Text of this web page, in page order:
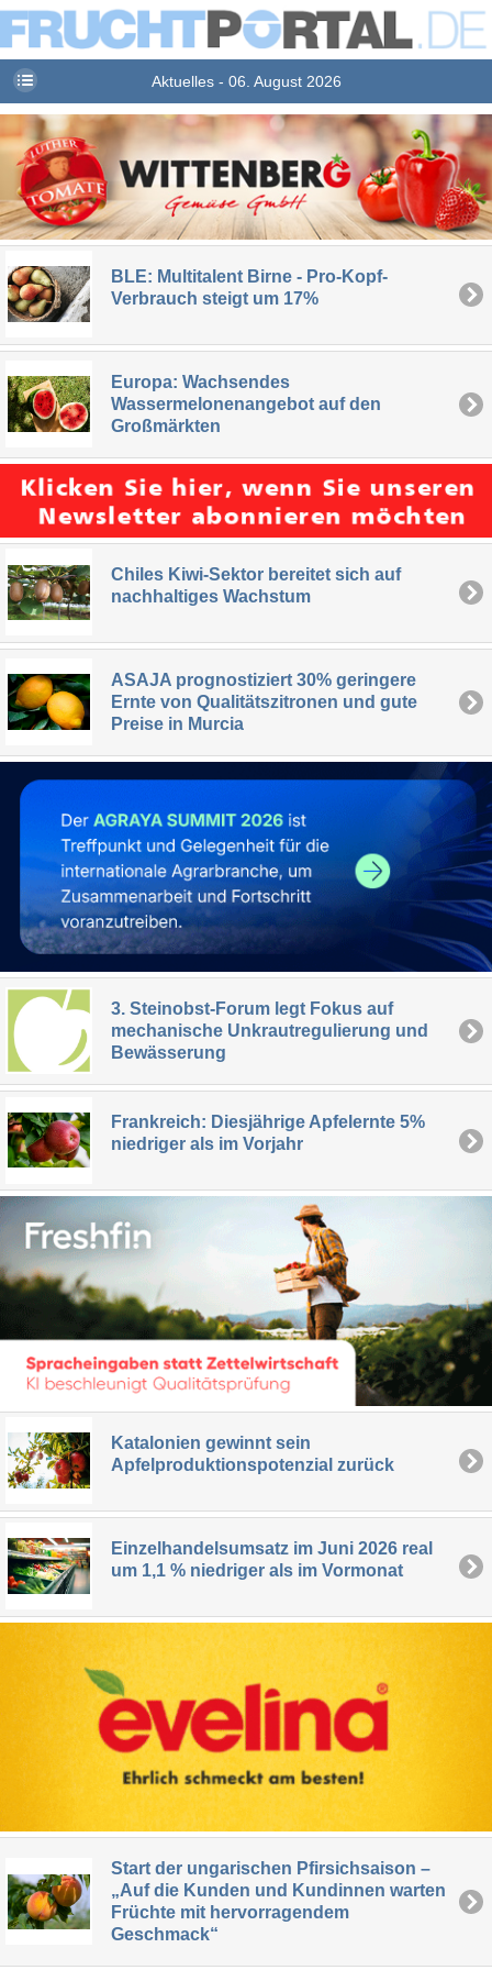
Aktuelles - 06. August 2026
BLE: Multitalent Birne - Pro-Kopf-
Verbrauch steigt um 17%
Europa: Wachsendes
Wassermelonenangebot auf den
Großmärkten
Chiles Kiwi-Sektor bereitet sich auf
nachhaltiges Wachstum
ASAJA prognostiziert 30% geringere
Ernte von Qualitätszitronen und gute
Preise in Murcia
3. Steinobst-Forum legt Fokus auf
mechanische Unkrautregulierung und
Bewässerung
Frankreich: Diesjährige Apfelernte 5%
niedriger als im Vorjahr
Katalonien gewinnt sein
Apfelproduktionspotenzial zurück
Einzelhandelsumsatz im Juni 2026 real
um 1,1 % niedriger als im Vormonat
Start der ungarischen Pfirsichsaison –
„Auf die Kunden und Kundinnen warten
Früchte mit hervorragendem
Geschmack“